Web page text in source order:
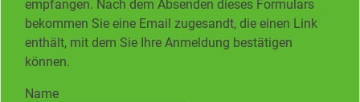
empfangen. Nach dem Absenden dieses Formulars
bekommen Sie eine Email zugesandt, die einen Link
enthält, mit dem Sie Ihre Anmeldung bestätigen
können.
Name